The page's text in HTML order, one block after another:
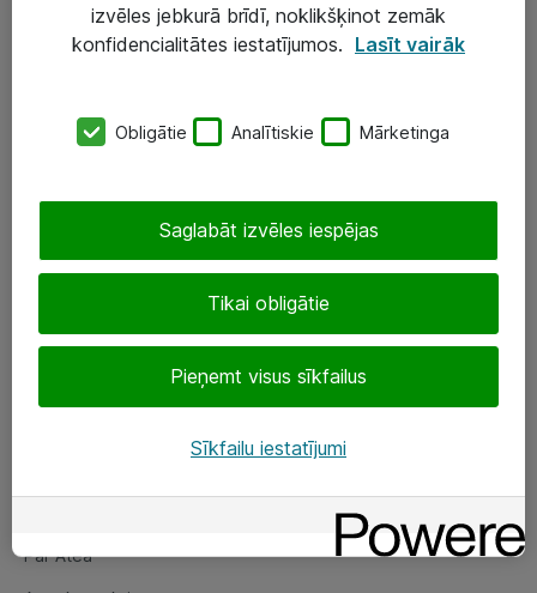
Serveri un datu centri
SIA „ATEA”
eShop@atea.lv
Sekojiet mums
Par Atea
Par Atea
izvēles jebkurā brīdī, noklikšķinot zemāk
konfidencialitātes iestatījumos. Lasīt vairāk
Obligātie Analītiskie Mārketinga
Tikai obligātie
Pieņemt visus sīkfailus
Saglabāt izvēles iespējas
Sīkfailu iestatījumi